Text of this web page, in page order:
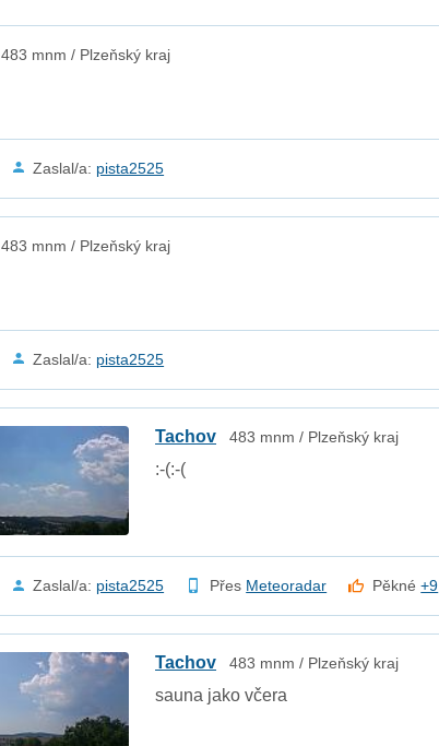
483 mnm / Plzeňský kraj
Zaslal/a: pista2525
483 mnm / Plzeňský kraj
Zaslal/a: pista2525
Tachov 483 mnm / Plzeňský kraj
:-(:-(
Zaslal/a: pista2525 Přes Meteoradar Pěkné+9
Tachov 483 mnm / Plzeňský kraj
sauna jako včera